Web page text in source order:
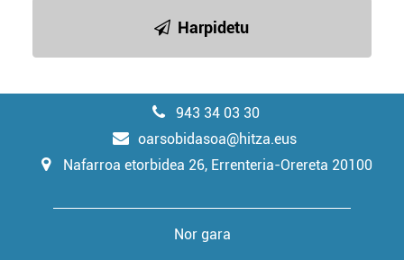
Harpidetu
943 34 03 30
oarsobidasoa@hitza.eus
Nafarroa etorbidea 26, Errenteria-Orereta 20100
Nor gara